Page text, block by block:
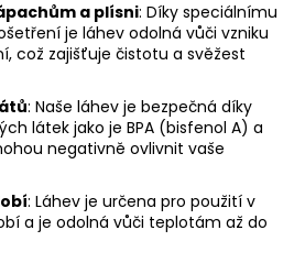
a plísni: Díky speciálnímu
je láhev odolná vůči vzniku
což zajišťuje čistotu a svěžest
: Naše láhev je bezpečná díky
látek jako je BPA (bisfenol A) a
negativně ovlivnit vaše
: Láhev je určena pro použití v
a je odolná vůči teplotám až do